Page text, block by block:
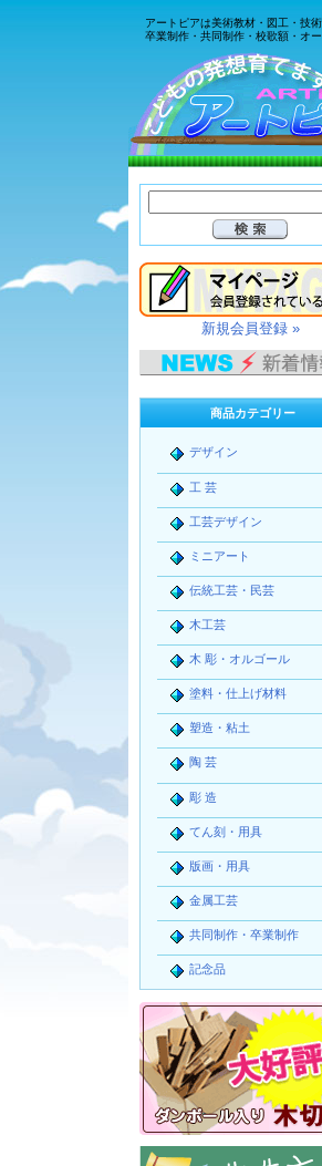
アートピアは美術教材・図工・技
卒業制作・共同制作・校歌額・オ
新規会員登録 »
商品カテゴリー
デザイン
工 芸
工芸デザイン
ミニアート
伝統工芸・民芸
木工芸
木 彫・オルゴール
塗料・仕上げ材料
塑造・粘土
陶 芸
彫 造
てん刻・用具
版画・用具
金属工芸
共同制作・卒業制作
記念品